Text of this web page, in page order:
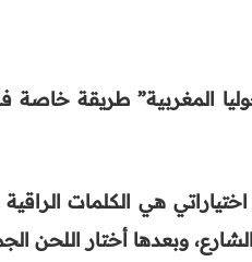
المغربية” طريقة خاصة
هي الكلمات
الشارع، وبعدها أختار